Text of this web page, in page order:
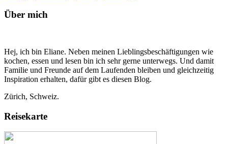
Über mich
Hej, ich bin Eliane. Neben meinen Lieblingsbeschäftigungen wie
kochen, essen und lesen bin ich sehr gerne unterwegs. Und damit
Familie und Freunde auf dem Laufenden bleiben und gleichzeitig
Inspiration erhalten, dafür gibt es diesen Blog.
Zürich, Schweiz.
Reisekarte